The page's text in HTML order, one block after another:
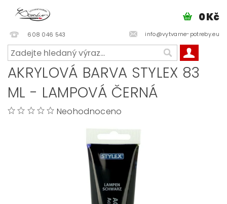
608 046 543 info@vytvarne-potreby.eu
0 Kč
AKRYLOVÁ BARVA STYLEX 83
ML - LAMPOVÁ ČERNÁ
Neohodnoceno